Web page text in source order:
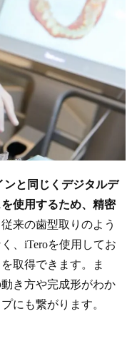
ンと同じくデジタルデ
使用するため、精密
来の歯型取りのよう
、iTeroを使用してお
取得できます。ま
き方や完成形がわか
にも繋がります。